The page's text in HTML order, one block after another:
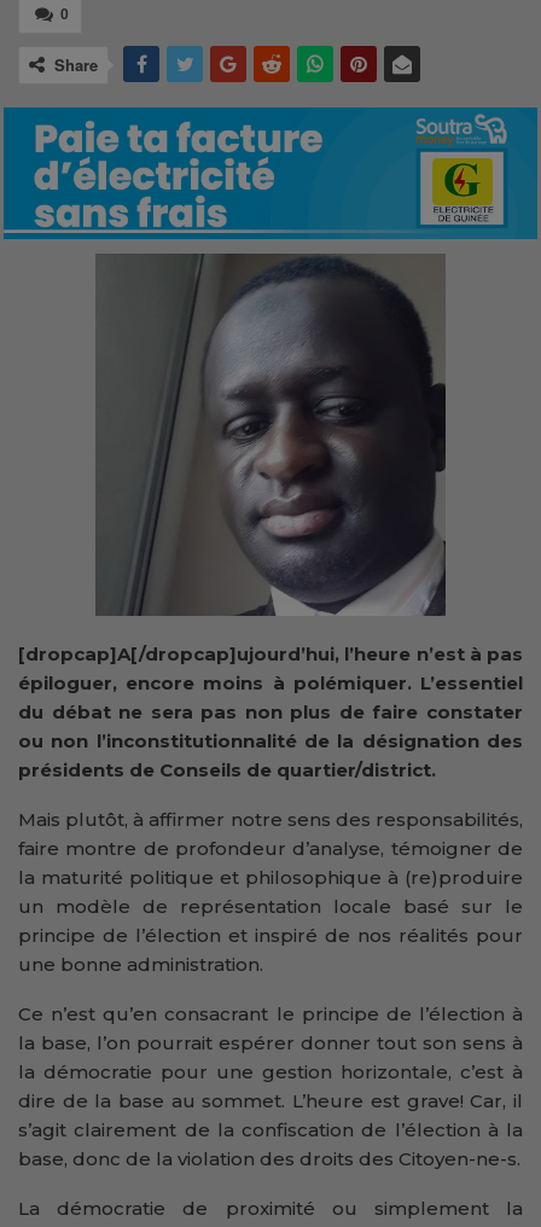
0
Share
[dropcap]A[/dropcap]ujourd’hui, l’heure n’est à pas
épiloguer, encore moins à polémiquer. L’essentiel
du débat ne sera pas non plus de faire constater
ou non l’inconstitutionnalité de la désignation des
présidents de Conseils de quartier/district.
Mais plutôt, à affirmer notre sens des responsabilités,
faire montre de profondeur d’analyse, témoigner de
la maturité politique et philosophique à (re)produire
un modèle de représentation locale basé sur le
principe de l’élection et inspiré de nos réalités pour
une bonne administration.
Ce n’est qu’en consacrant le principe de l’élection à
la base, l’on pourrait espérer donner tout son sens à
la démocratie pour une gestion horizontale, c’est à
dire de la base au sommet. L’heure est grave! Car, il
s’agit clairement de la confiscation de l’élection à la
base, donc de la violation des droits des Citoyen-ne-s.
La démocratie de proximité ou simplement la